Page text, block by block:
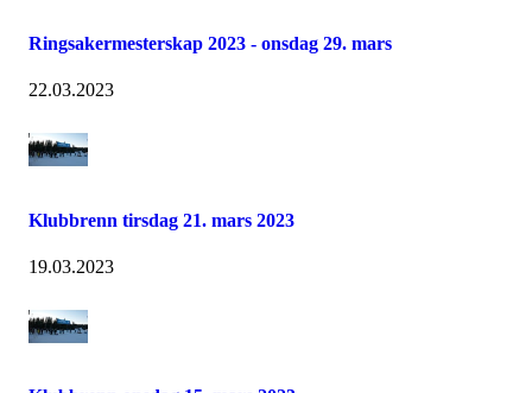
Ringsakermesterskap 2023 - onsdag 29. mars
22.03.2023
Klubbrenn tirsdag 21. mars 2023
19.03.2023